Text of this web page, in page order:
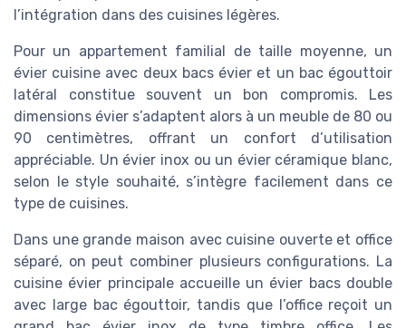
l’intégration dans des cuisines légères.
Pour un appartement familial de taille moyenne, un
évier cuisine avec deux bacs évier et un bac égouttoir
latéral constitue souvent un bon compromis. Les
dimensions évier s’adaptent alors à un meuble de 80 ou
90 centimètres, offrant un confort d’utilisation
appréciable. Un évier inox ou un évier céramique blanc,
selon le style souhaité, s’intègre facilement dans ce
type de cuisines.
Dans une grande maison avec cuisine ouverte et office
séparé, on peut combiner plusieurs configurations. La
cuisine évier principale accueille un évier bacs double
avec large bac égouttoir, tandis que l’office reçoit un